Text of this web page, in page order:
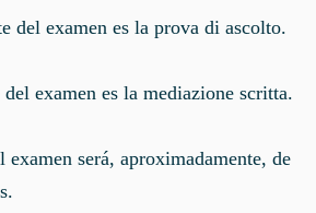
del examen es la prova di ascolto.
examen es la mediazione scritta.
será, aproximadamente, de